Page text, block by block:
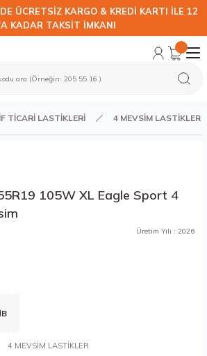
ÜCRETSİZ KARGO & KREDİ KARTI İLE 12
KADAR TAKSİT İMKANI
TİCARİ LASTİKLERİ 4 MEVSİM LASTİKLER
105W XL Eagle Sport 4
Üretim Yılı : 2026
4 MEVSİM LASTİKLER